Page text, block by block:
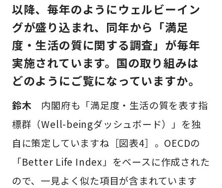
以降、毎年のようにウェルビーイン
グが盛り込まれ、同年から「満足
度・生活の質に関する調査」が毎年
実施されています。国の取り組みは
どのようにご覧になっていますか。
鈴木 内閣府も「満足度・生活の質を表す指
標群（Well-beingダッシュボード）」を独
自に策定していますね［図表4］。OECDの
「Better Life Index」をベースに作成された
ので、一見よく似た項目が含まれています